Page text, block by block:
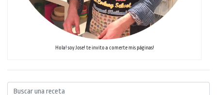
Hola! soy Jose! te invito a comerte mis páginas!